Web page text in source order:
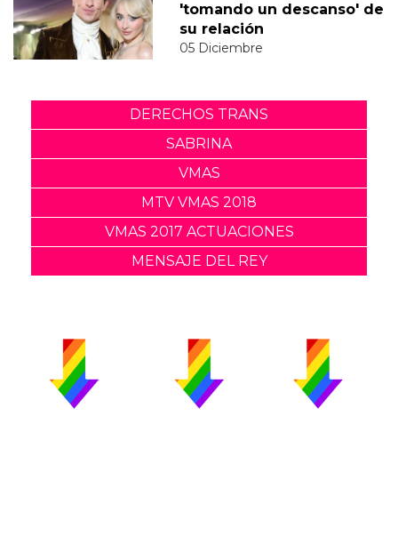
'tomando un descanso' de
su relación
05 Diciembre
DERECHOS TRANS
SABRINA
VMAS
MTV VMAS 2018
VMAS 2017 ACTUACIONES
MENSAJE DEL REY